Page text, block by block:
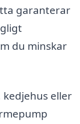
garanterar
du minskar
kedjehus eller